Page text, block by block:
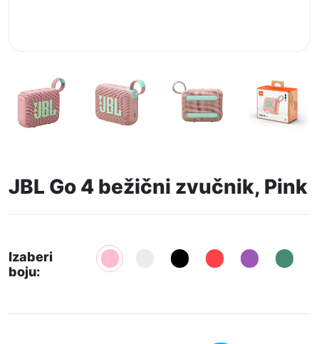
JBL Go 4 bežični zvučnik, Pink
Izaberi
boju: